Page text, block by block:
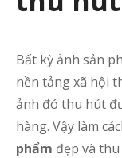
Bất kỳ ảnh sản
nền tảng xã hội
ảnh đó thu hút
hàng. Vậy làm
phẩm đẹp và